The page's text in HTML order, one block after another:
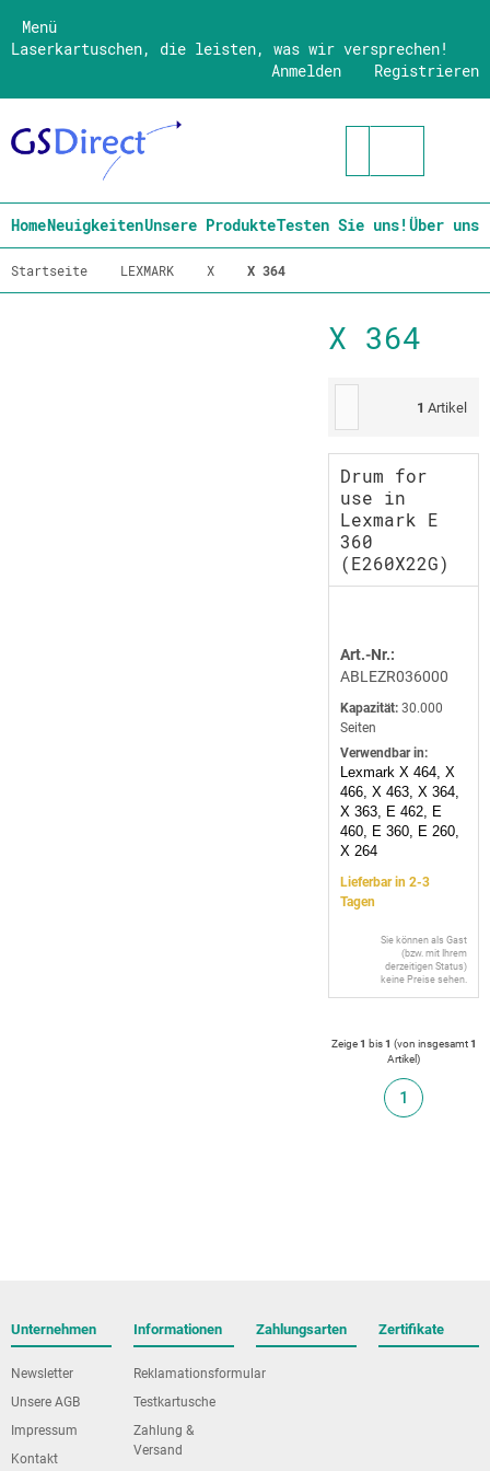
Menü
Laserkartuschen, die leisten, was wir versprechen!
Registrieren
Anmelden
HomeNeuigkeitenUnsere ProdukteTesten Sie uns!Über uns
Startseite LEXMARK X X 364
X 364
1 Artikel
Drum for
use in
Lexmark E
360
(E260X22G)
Art.-Nr.:
ABLEZR036000
Kapazität: 30.000
Seiten
Verwendbar in:
Lexmark X 464, X
466, X 463, X 364,
X 363, E 462, E
460, E 360, E 260,
X 264
Lieferbar in 2-3
Tagen
Sie können als Gast
(bzw. mit Ihrem
derzeitigen Status)
keine Preise sehen.
Zeige1 bis1 (von insgesamt1
Artikel)
1
Unternehmen
Newsletter
Unsere AGB
Impressum
Kontakt
Informationen
Reklamationsformular
Testkartusche
Zahlung &
Versand
Zahlungsarten Zertifikate